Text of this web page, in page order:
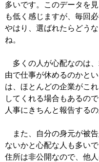
多いです。このデータを
も低く感じますが、毎回
やはり、選ばれたらどう
ね。
多くの人が心配なのは
由で仕事が休めるのかと
は、ほとんどの企業がこ
してくれる場合もあるの
人事にきちんと報告するの
また、自分の身元が被
ないかと心配な人も多い
住所は非公開なので、他